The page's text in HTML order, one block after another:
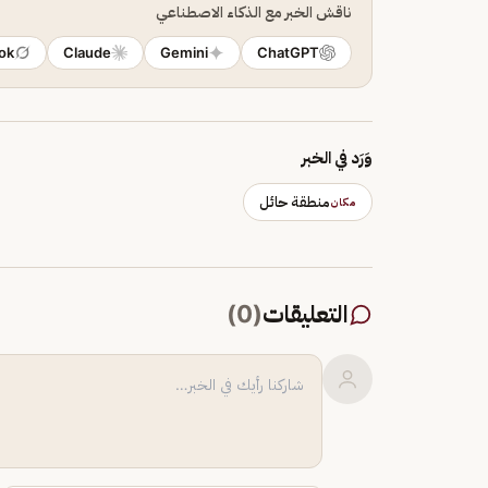
ناقش الخبر مع الذكاء الاصطناعي
ChatGPT
Gemini
Claude
وَرَد في الخبر
مكانمنطقة حائل
التعليقات(
0
)